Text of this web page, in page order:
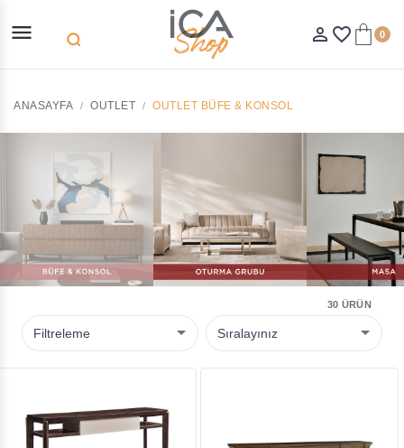
menu search person_outline favorite_border 0
ANASAYFA OUTLET OUTLET BÜFE & KONSOL
Filtreleme
30 ÜRÜN